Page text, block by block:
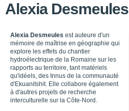
Alexia Desmeules
Alexia Desmeules est auteure d'un
mémoire de maîtrise en géographie qui
explore les effets du chantier
hydroélectrique de la Romaine sur les
rapports au territoire, tant matériels
qu'idéels, des Innus de la communauté
d'Ekuanitshit. Elle collabore également
à d'autres projets de recherche
interculturelle sur la Côte-Nord.